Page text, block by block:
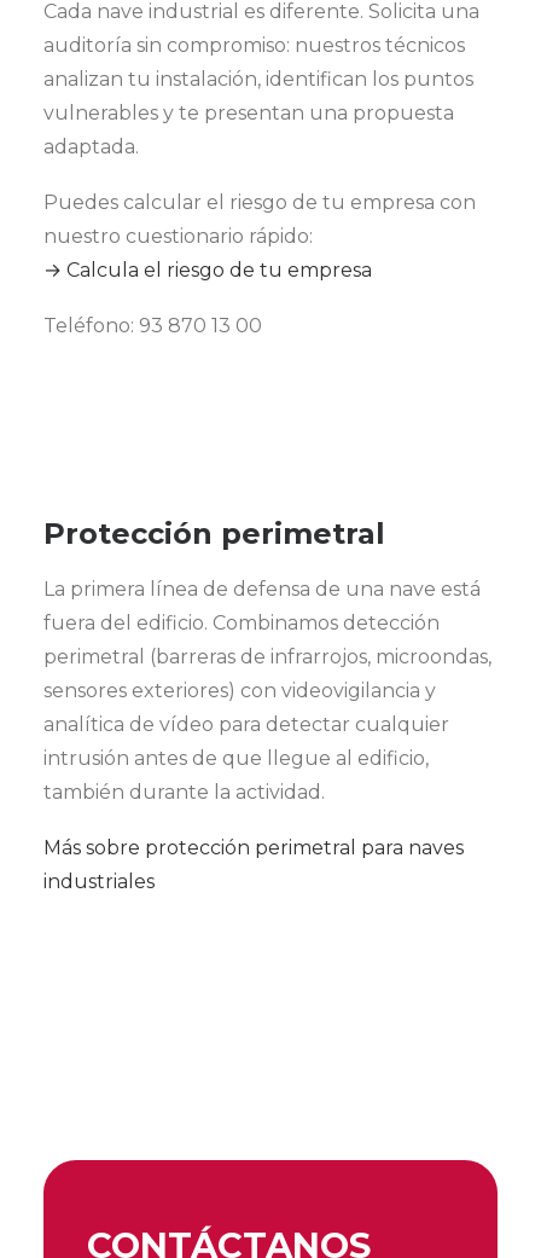
Cada nave industrial es diferente. Solicita una
auditoría sin compromiso: nuestros técnicos
analizan tu instalación, identifican los puntos
vulnerables y te presentan una propuesta
adaptada.
Puedes calcular el riesgo de tu empresa con
nuestro cuestionario rápido:
→ Calcula el riesgo de tu empresa
Teléfono: 93 870 13 00
Protección perimetral
La primera línea de defensa de una nave está
fuera del edificio. Combinamos detección
perimetral (barreras de infrarrojos, microondas,
sensores exteriores) con videovigilancia y
analítica de vídeo para detectar cualquier
intrusión antes de que llegue al edificio,
también durante la actividad.
Más sobre protección perimetral para naves
industriales
CONTÁCTANOS